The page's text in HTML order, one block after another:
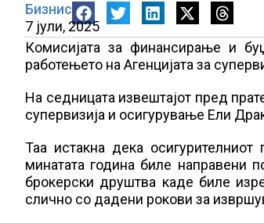
Бизнис
7 јули, 2025
Комисијата за финансирање и
работењето на Агенцијата за
На седницата извештајот пред
супервизија и осигурување Ели
Таа истакна дека
минатата година биле направени
брокерски друштва каде биле
слично со дадени рокови за